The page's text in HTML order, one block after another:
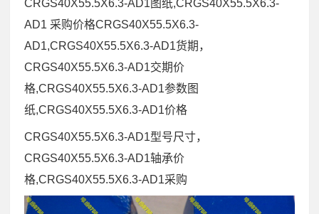
CRGS40X55.5X6.3-AD1图纸,CRGS40X55.5X6.3-
AD1 采购价格CRGS40X55.5X6.3-
AD1,CRGS40X55.5X6.3-AD1货期，
CRGS40X55.5X6.3-AD1交期价
格,CRGS40X55.5X6.3-AD1参数图
纸,CRGS40X55.5X6.3-AD1价格
CRGS40X55.5X6.3-AD1型号尺寸，
CRGS40X55.5X6.3-AD1轴承价
格,CRGS40X55.5X6.3-AD1采购